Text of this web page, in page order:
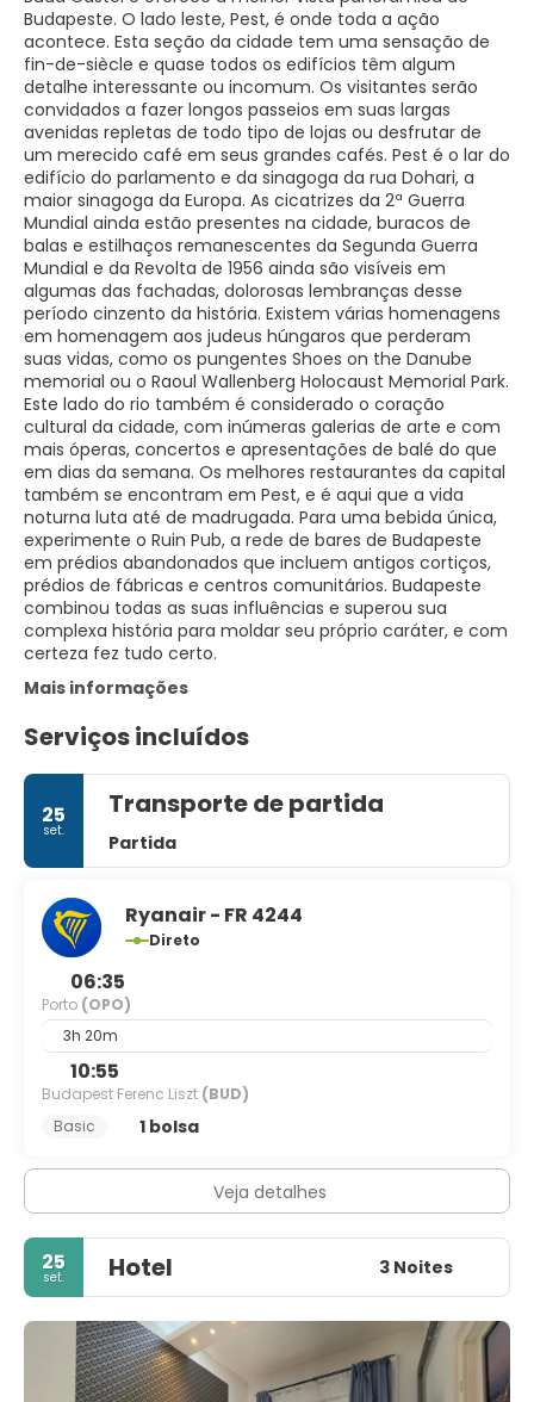
Budapeste. O lado leste, Pest, é onde toda a ação
acontece. Esta seção da cidade tem uma sensação de
fin-de-siècle e quase todos os edifícios têm algum
detalhe interessante ou incomum. Os visitantes serão
convidados a fazer longos passeios em suas largas
avenidas repletas de todo tipo de lojas ou desfrutar de
um merecido café em seus grandes cafés. Pest é o lar do
edifício do parlamento e da sinagoga da rua Dohari, a
maior sinagoga da Europa. As cicatrizes da 2ª Guerra
Mundial ainda estão presentes na cidade, buracos de
balas e estilhaços remanescentes da Segunda Guerra
Mundial e da Revolta de 1956 ainda são visíveis em
algumas das fachadas, dolorosas lembranças desse
período cinzento da história. Existem várias homenagens
em homenagem aos judeus húngaros que perderam
suas vidas, como os pungentes Shoes on the Danube
memorial ou o Raoul Wallenberg Holocaust Memorial Park.
Este lado do rio também é considerado o coração
cultural da cidade, com inúmeras galerias de arte e com
mais óperas, concertos e apresentações de balé do que
em dias da semana. Os melhores restaurantes da capital
também se encontram em Pest, e é aqui que a vida
noturna luta até de madrugada. Para uma bebida única,
experimente o Ruin Pub, a rede de bares de Budapeste
em prédios abandonados que incluem antigos cortiços,
prédios de fábricas e centros comunitários. Budapeste
combinou todas as suas influências e superou sua
complexa história para moldar seu próprio caráter, e com
certeza fez tudo certo.
Mais informações
Serviços incluídos
25
set.
Transporte de partida
Partida
Ryanair - FR 4244
Direto
06:35
Porto (OPO)
3h 20m
10:55
Budapest Ferenc Liszt (BUD)
Basic
1 bolsa
Veja detalhes
25
set. Hotel 3 Noites